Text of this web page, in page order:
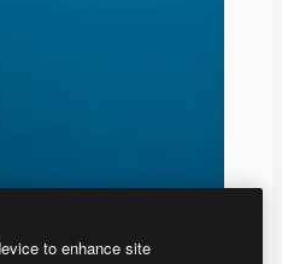
to enhance site